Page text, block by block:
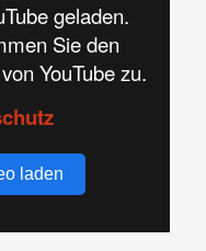
geladen.
Sie den
YouTube zu.
laden